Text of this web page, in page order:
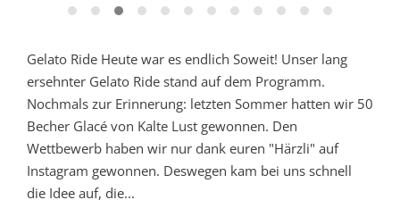
Gelato Ride Heute war es endlich Soweit! Unser lang
ersehnter Gelato Ride stand auf dem Programm.
Nochmals zur Erinnerung: letzten Sommer hatten wir 50
Becher Glacé von Kalte Lust gewonnen. Den
Wettbewerb haben wir nur dank euren "Härzli" auf
Instagram gewonnen. Deswegen kam bei uns schnell
die Idee auf, die...